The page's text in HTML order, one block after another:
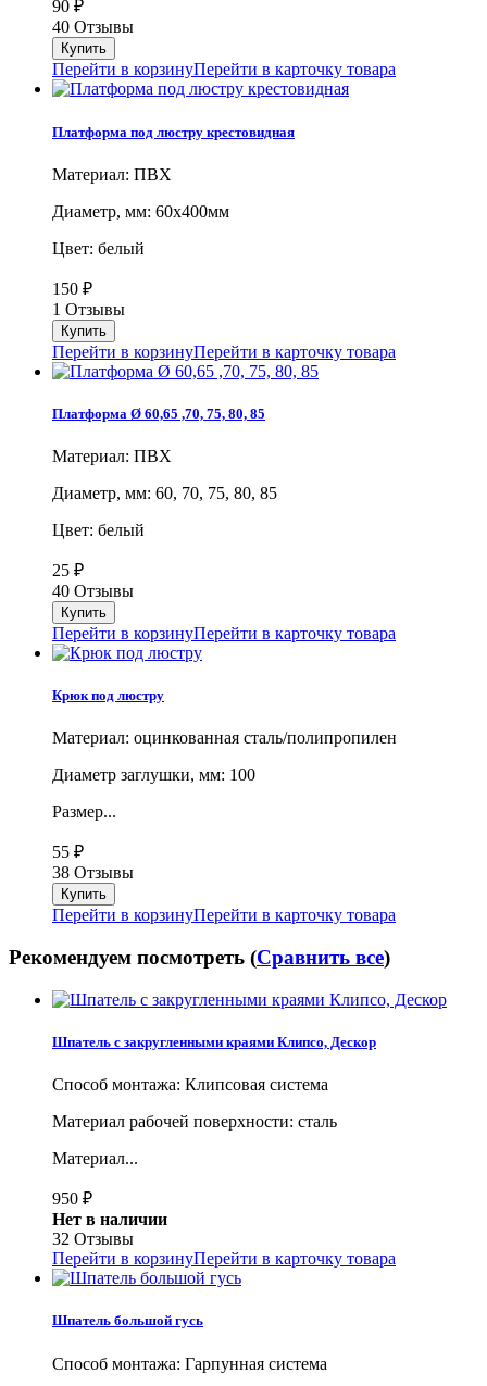
90 ₽
40 Отзывы
Перейти в корзинуПерейти в карточку товара
Платформа под люстру крестовидная
Материал: ПВХ
Диаметр, мм: 60х400мм
Цвет: белый
150 ₽
1 Отзывы
Перейти в корзинуПерейти в карточку товара
Платформа Ø 60,65 ,70, 75, 80, 85
Материал: ПВХ
Диаметр, мм: 60, 70, 75, 80, 85
Цвет: белый
25 ₽
40 Отзывы
Перейти в корзинуПерейти в карточку товара
Крюк под люстру
Материал: оцинкованная сталь/полипропилен
Диаметр заглушки, мм: 100
Размер...
55 ₽
38 Отзывы
Перейти в корзинуПерейти в карточку товара
Рекомендуем посмотреть (Сравнить все)
Шпатель с закругленными краями Клипсо, Дескор
Способ монтажа: Клипсовая система
Материал рабочей поверхности: сталь
Материал...
950 ₽
Нет в наличии
32 Отзывы
Перейти в корзинуПерейти в карточку товара
Шпатель большой гусь
Способ монтажа: Гарпунная система